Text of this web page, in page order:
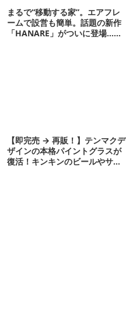
まるで“移動する家”。エアフレ
ームで設営も簡単。話題の新作
「HANARE」がついに登場…！
【即完売 → 再販！】テンマクデ
ザインの本格パイントグラスが
復活！キンキンのビールやサワ